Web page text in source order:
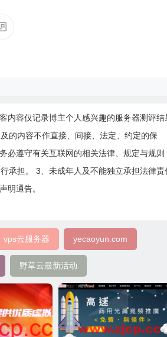
内容仅记录博主个人感兴趣的服务器测评结
的内容不作直接、间接、法定、约定的保
遵守有关互联网的相关法律、规定与规则
承担。 3、未成年人及不能独立承担法律责
明通告。
vps云服务器 yecaoyun.com
野草云最新活动